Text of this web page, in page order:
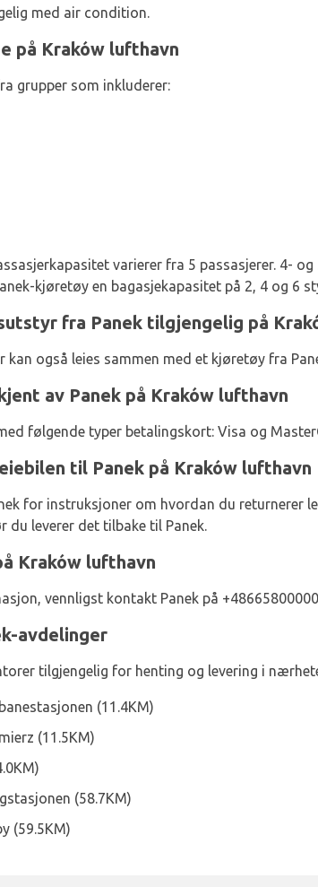
med air condition.
på Kraków lufthavn
grupper som inkluderer:
varierer fra 5 passasjerer. 4-
kjøretøy en bagasjekapasitet på 2, 4 og 6
fra Panek tilgjengelig på
kan også leies sammen med et kjøretøy fra
av Panek på Kraków lufthavn
følgende typer betalingskort: Visa og
til Panek på Kraków lufthavn
for instruksjoner om hvordan du returnerer
du leverer det tilbake til Panek.
Kraków lufthavn
vennligst kontakt Panek på
avdelinger
tilgjengelig for henting og levering i
(11.4KM)
(11.5KM)
(58.7KM)
(59.5KM)